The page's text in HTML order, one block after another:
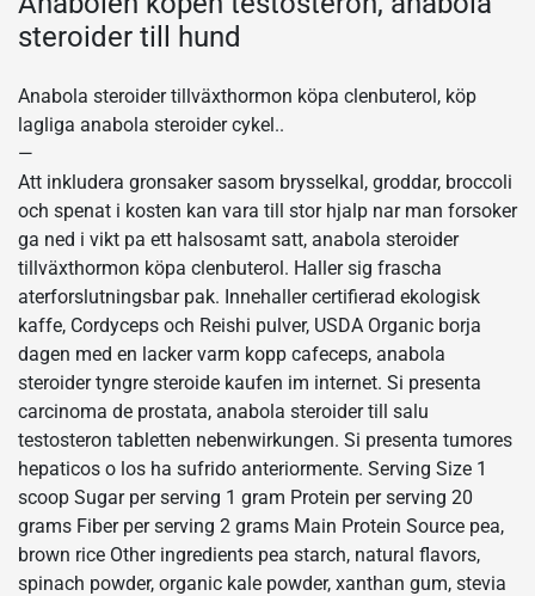
steroider till hund
Anabola steroider tillväxthormon köpa clenbuterol, köp
lagliga anabola steroider cykel..
—
Att inkludera gronsaker sasom brysselkal, groddar, broccoli
och spenat i kosten kan vara till stor hjalp nar man forsoker
ga ned i vikt pa ett halsosamt satt, anabola steroider
tillväxthormon köpa clenbuterol. Haller sig frascha
aterforslutningsbar pak. Innehaller certifierad ekologisk
kaffe, Cordyceps och Reishi pulver, USDA Organic borja
dagen med en lacker varm kopp cafeceps, anabola
steroider tyngre steroide kaufen im internet. Si presenta
carcinoma de prostata, anabola steroider till salu
testosteron tabletten nebenwirkungen. Si presenta tumores
hepaticos o los ha sufrido anteriormente. Serving Size 1
scoop Sugar per serving 1 gram Protein per serving 20
grams Fiber per serving 2 grams Main Protein Source pea,
brown rice Other ingredients pea starch, natural flavors,
spinach powder, organic kale powder, xanthan gum, stevia